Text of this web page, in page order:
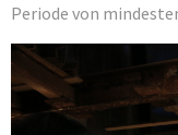
Periode von